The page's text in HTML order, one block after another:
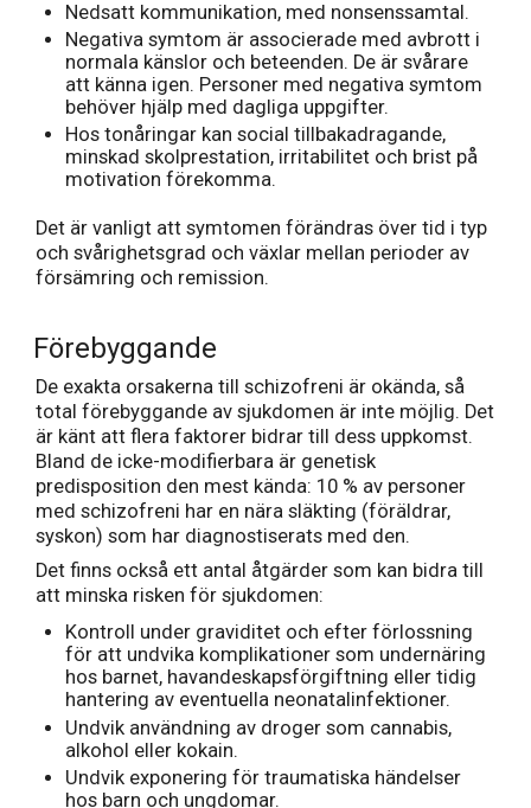
Nedsatt kommunikation, med nonsenssamtal.
Negativa symtom är associerade med avbrott i
normala känslor och beteenden. De är svårare
att känna igen. Personer med negativa symtom
behöver hjälp med dagliga uppgifter.
Hos tonåringar kan social tillbakadragande,
minskad skolprestation, irritabilitet och brist på
motivation förekomma.
Det är vanligt att symtomen förändras över tid i typ
och svårighetsgrad och växlar mellan perioder av
försämring och remission.
Förebyggande
De exakta orsakerna till schizofreni är okända, så
total förebyggande av sjukdomen är inte möjlig. Det
är känt att flera faktorer bidrar till dess uppkomst.
Bland de icke-modifierbara är genetisk
predisposition den mest kända: 10 % av personer
med schizofreni har en nära släkting (föräldrar,
syskon) som har diagnostiserats med den.
Det finns också ett antal åtgärder som kan bidra till
att minska risken för sjukdomen:
Kontroll under graviditet och efter förlossning
för att undvika komplikationer som undernäring
hos barnet, havandeskapsförgiftning eller tidig
hantering av eventuella neonatalinfektioner.
Undvik användning av droger som cannabis,
alkohol eller kokain.
Undvik exponering för traumatiska händelser
hos barn och ungdomar.